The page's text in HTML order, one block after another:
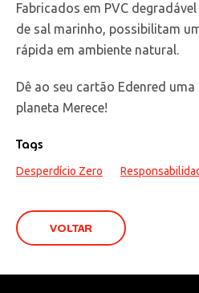
Fabricados em PVC
de sal marinho, possibilitam
rápida em ambiente natural.
Dê ao seu cartão Edenred
planeta Merece!
Tags
Desperdício Zero
VOLTAR